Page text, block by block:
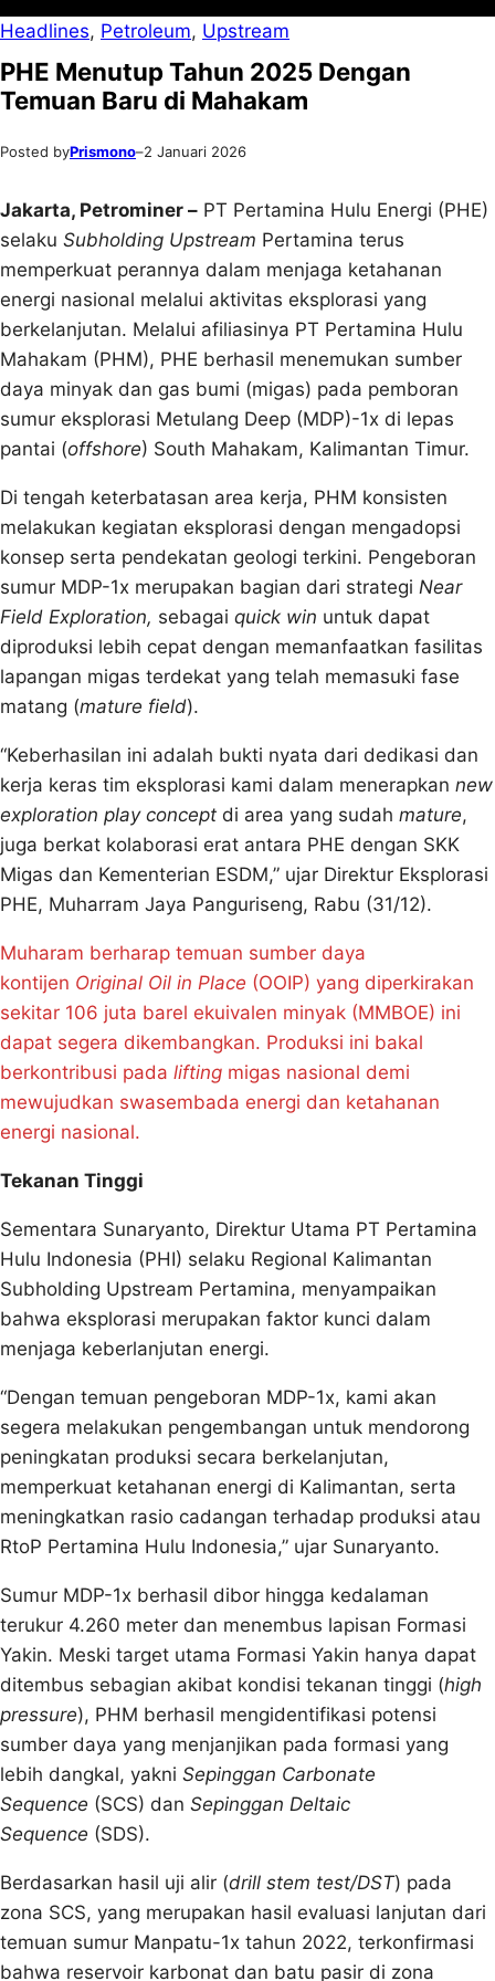
Headlines, Petroleum, Upstream
PHE Menutup Tahun 2025 Dengan
Temuan Baru di Mahakam
Posted byPrismono–2 Januari 2026
Jakarta, Petrominer – PT Pertamina Hulu Energi (PHE)
selaku Subholding Upstream Pertamina terus
memperkuat perannya dalam menjaga ketahanan
energi nasional melalui aktivitas eksplorasi yang
berkelanjutan. Melalui afiliasinya PT Pertamina Hulu
Mahakam (PHM), PHE berhasil menemukan sumber
daya minyak dan gas bumi (migas) pada pemboran
sumur eksplorasi Metulang Deep (MDP)-1x di lepas
pantai (offshore) South Mahakam, Kalimantan Timur.
Di tengah keterbatasan area kerja, PHM konsisten
melakukan kegiatan eksplorasi dengan mengadopsi
konsep serta pendekatan geologi terkini. Pengeboran
sumur MDP-1x merupakan bagian dari strategi Near
Field Exploration, sebagai quick win untuk dapat
diproduksi lebih cepat dengan memanfaatkan fasilitas
lapangan migas terdekat yang telah memasuki fase
matang (mature field).
“Keberhasilan ini adalah bukti nyata dari dedikasi dan
kerja keras tim eksplorasi kami dalam menerapkan new
exploration play concept di area yang sudah mature,
juga berkat kolaborasi erat antara PHE dengan SKK
Migas dan Kementerian ESDM,” ujar Direktur Eksplorasi
PHE, Muharram Jaya Panguriseng, Rabu (31/12).
Muharam berharap temuan sumber daya
kontijen Original Oil in Place (OOIP) yang diperkirakan
sekitar 106 juta barel ekuivalen minyak (MMBOE) ini
dapat segera dikembangkan. Produksi ini bakal
berkontribusi pada lifting migas nasional demi
mewujudkan swasembada energi dan ketahanan
energi nasional.
Tekanan Tinggi
Sementara Sunaryanto, Direktur Utama PT Pertamina
Hulu Indonesia (PHI) selaku Regional Kalimantan
Subholding Upstream Pertamina, menyampaikan
bahwa eksplorasi merupakan faktor kunci dalam
menjaga keberlanjutan energi.
“Dengan temuan pengeboran MDP-1x, kami akan
segera melakukan pengembangan untuk mendorong
peningkatan produksi secara berkelanjutan,
memperkuat ketahanan energi di Kalimantan, serta
meningkatkan rasio cadangan terhadap produksi atau
RtoP Pertamina Hulu Indonesia,” ujar Sunaryanto.
Sumur MDP-1x berhasil dibor hingga kedalaman
terukur 4.260 meter dan menembus lapisan Formasi
Yakin. Meski target utama Formasi Yakin hanya dapat
ditembus sebagian akibat kondisi tekanan tinggi (high
pressure), PHM berhasil mengidentifikasi potensi
sumber daya yang menjanjikan pada formasi yang
lebih dangkal, yakni Sepinggan Carbonate
Sequence (SCS) dan Sepinggan Deltaic
Sequence (SDS).
Berdasarkan hasil uji alir (drill stem test/DST) pada
zona SCS, yang merupakan hasil evaluasi lanjutan dari
temuan sumur Manpatu-1x tahun 2022, terkonfirmasi
bahwa reservoir karbonat dan batu pasir di zona